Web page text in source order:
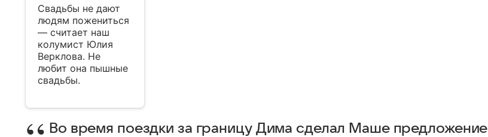
Свадьбы не дают
людям пожениться
— считает наш
колумист Юлия
Верклова. Не
любит она пышные
свадьбы.
Во время поездки за границу Дима сделал Маше предложение